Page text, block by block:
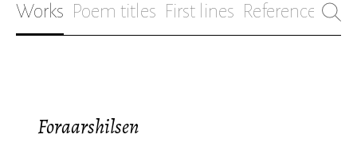
Works Poem titles First lines References
Foraarshilsen